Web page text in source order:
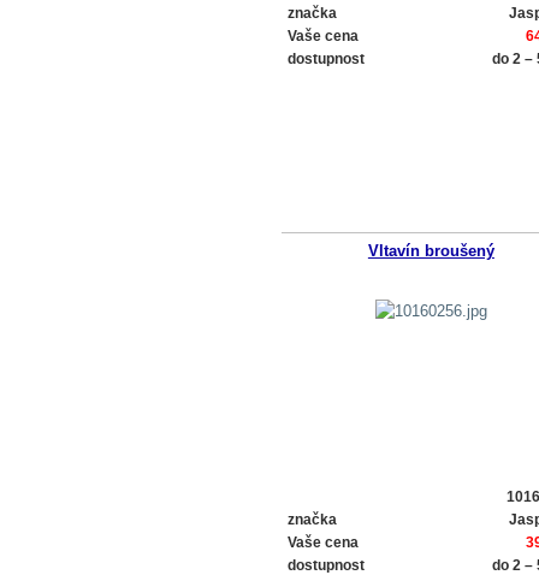
značka
Vaše cena
dostupnost
do 2 –
Vltavín broušený
značka
Vaše cena
dostupnost
do 2 –